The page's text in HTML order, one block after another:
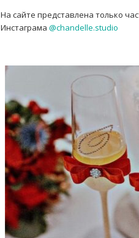
На сайте представлена только
Инстаграма @chandelle.studio